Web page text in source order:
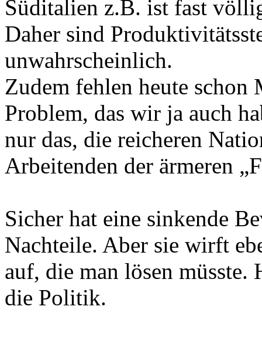
Süditalien z.B. ist fast
Daher sind
unwahrscheinlich.
Zudem fehlen heute
Problem, das wir ja auch
nur das, die reicheren
Arbeitenden der ärmeren
Sicher hat eine sinkende
Nachteile. Aber sie wirft
auf, die man lösen müsste.
die Politik.